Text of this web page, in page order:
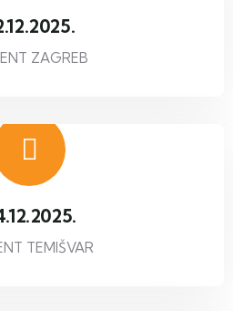
ZAGREB
TEMIŠVAR